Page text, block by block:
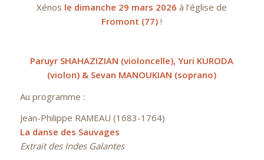
Xénos le dimanche 29 mars 2026à l’église de
Fromont (77) !
Paruyr SHAHAZIZIAN (violoncelle), Yuri KURODA
(violon) & Sevan MANOUKIAN (soprano)
Au programme :
Jean-Philippe RAMEAU (1683-1764)
La danse des Sauvages
Extrait des Indes Galantes